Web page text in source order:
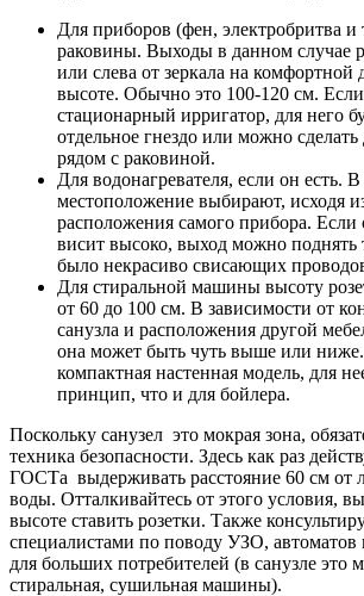
Для приборов (фен, электробритва и
раковины. Выходы в данном случае
или слева от зеркала на комфортной
высоте. Обычно это 100-120 см.
стационарный ирригатор, для него
отдельное гнездо или можно
рядом с раковиной.
Для водонагревателя, если он есть.
местоположение выбирают, исходя
расположения самого прибора.
висит высоко, выход можно поднять
было некрасиво свисающих
Для стиральной машины высоту
от 60 до 100 см. В зависимости от
санузла и расположения другой
она может быть чуть выше или
компактная настенная модель, для
принцип, что и для бойлера.
Поскольку санузел это мокрая зона,
техника безопасности. Здесь как раз
ГОСТа выдерживать расстояние 60 см от
воды. Отталкивайтесь от этого условия,
высоте ставить розетки. Также
специалистами по поводу УЗО, автоматов
для больших потребителей (в санузле это
стиральная, сушильная машины).